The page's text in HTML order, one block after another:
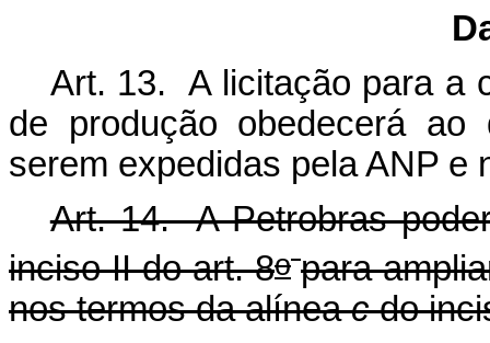
Art. 13. A licitação para a
de produção obedecerá
serem expedidas pela ANP e
Art. 14. A Petrobras
inciso II do art. 8o para
nos termos da alíneacdo